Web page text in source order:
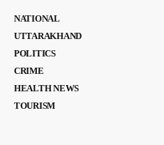
NATIONAL
UTTARAKHAND
POLITICS
CRIME
HEALTH NEWS
TOURISM